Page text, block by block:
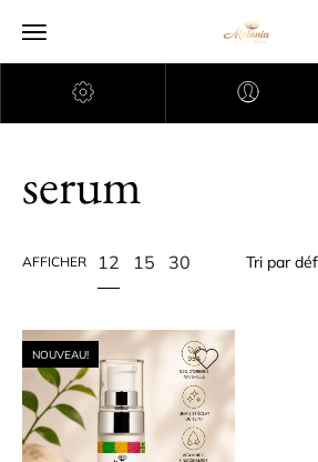
serum
AFFICHER 12 15 30
NOUVEAU!